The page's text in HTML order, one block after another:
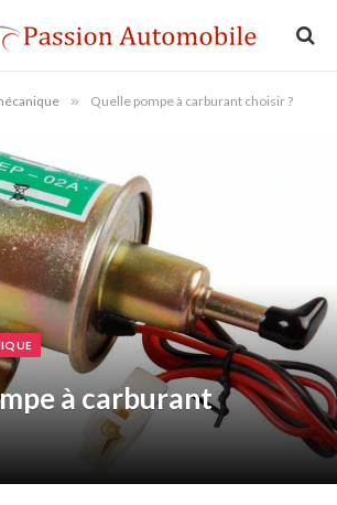
» Quelle pompe à carburant choisir ?
à carburant